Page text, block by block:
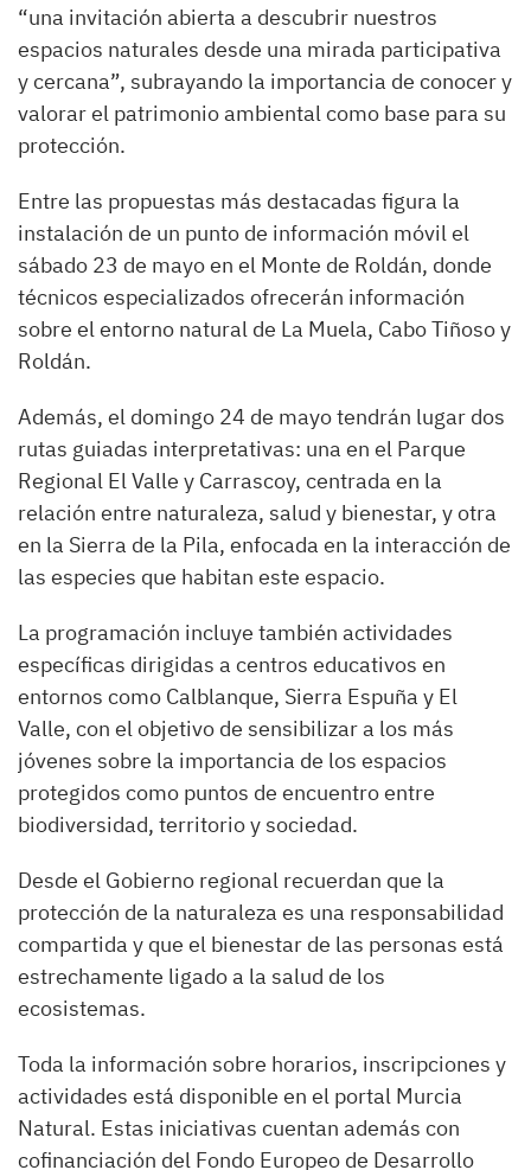
“una invitación abierta a descubrir nuestros
espacios naturales desde una mirada participativa
y cercana”, subrayando la importancia de conocer y
valorar el patrimonio ambiental como base para su
protección.
Entre las propuestas más destacadas figura la
instalación de un punto de información móvil el
sábado 23 de mayo en el Monte de Roldán, donde
técnicos especializados ofrecerán información
sobre el entorno natural de La Muela, Cabo Tiñoso y
Roldán.
Además, el domingo 24 de mayo tendrán lugar dos
rutas guiadas interpretativas: una en el Parque
Regional El Valle y Carrascoy, centrada en la
relación entre naturaleza, salud y bienestar, y otra
en la Sierra de la Pila, enfocada en la interacción de
las especies que habitan este espacio.
La programación incluye también actividades
específicas dirigidas a centros educativos en
entornos como Calblanque, Sierra Espuña y El
Valle, con el objetivo de sensibilizar a los más
jóvenes sobre la importancia de los espacios
protegidos como puntos de encuentro entre
biodiversidad, territorio y sociedad.
Desde el Gobierno regional recuerdan que la
protección de la naturaleza es una responsabilidad
compartida y que el bienestar de las personas está
estrechamente ligado a la salud de los
ecosistemas.
Toda la información sobre horarios, inscripciones y
actividades está disponible en el portal Murcia
Natural. Estas iniciativas cuentan además con
cofinanciación del Fondo Europeo de Desarrollo